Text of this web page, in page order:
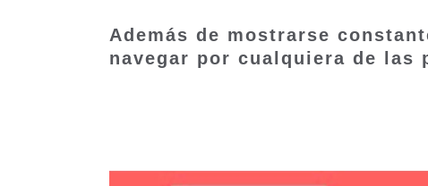
Además de mostrarse
navegar por cualquiera de las